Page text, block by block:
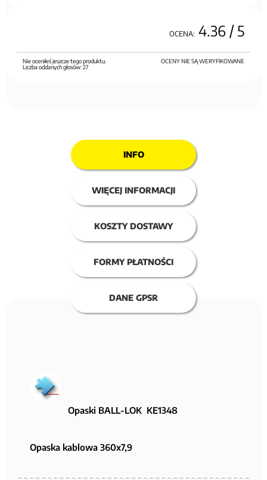
OCENA: 4.36 / 5
OCENY NIE SĄ WERYFIKOWANE
Nie oceniłeś jeszcze tego produktu.
Liczba oddanych głosów:27
INFO
WIĘCEJ INFORMACJI
KOSZTY DOSTAWY
FORMY PŁATNOŚCI
DANE GPSR
Opaski BALL-LOK KE1348
Opaska kablowa 360x7,9